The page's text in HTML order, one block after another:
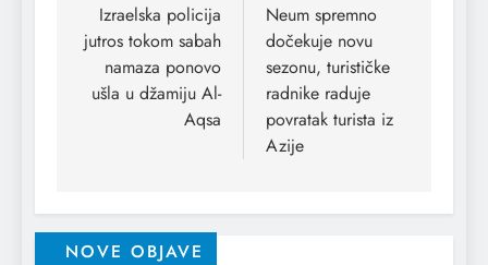
Izraelska policija
jutros tokom sabah
namaza ponovo
ušla u džamiju Al-
Aqsa
Neum spremno
dočekuje novu
sezonu, turističke
radnike raduje
povratak turista iz
Azije
NOVE OBJAVE